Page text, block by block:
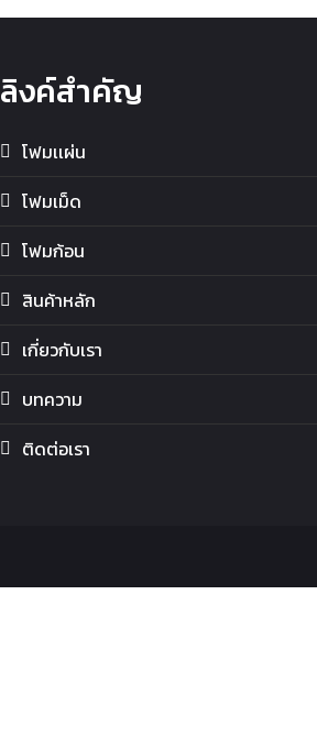
ลิงค์สำคัญ
โฟมเเผ่น
โฟมเม็ด
โฟมก้อน
สินค้าหลัก
เกี่ยวกับเรา
บทความ
ติดต่อเรา